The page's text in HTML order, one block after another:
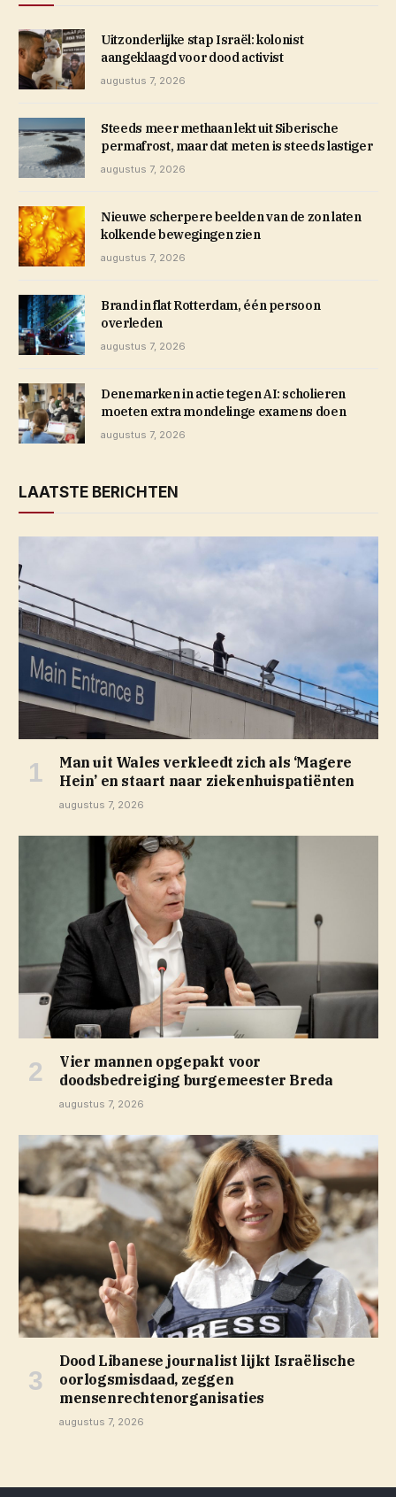
Uitzonderlijke stap Israël: kolonist
aangeklaagd voor dood activist
augustus 7, 2026
Steeds meer methaan lekt uit Siberische
permafrost, maar dat meten is steeds lastiger
augustus 7, 2026
Nieuwe scherpere beelden van de zon laten
kolkende bewegingen zien
augustus 7, 2026
Brand in flat Rotterdam, één persoon
overleden
augustus 7, 2026
Denemarken in actie tegen AI: scholieren
moeten extra mondelinge examens doen
augustus 7, 2026
LAATSTE BERICHTEN
Man uit Wales verkleedt zich als ‘Magere
Hein’ en staart naar ziekenhuispatiënten
augustus 7, 2026
Vier mannen opgepakt voor
doodsbedreiging burgemeester Breda
augustus 7, 2026
Dood Libanese journalist lijkt Israëlische
oorlogsmisdaad, zeggen
mensenrechtenorganisaties
augustus 7, 2026